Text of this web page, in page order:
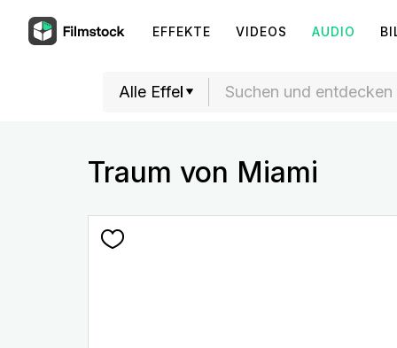
EFFEKTE VIDEOS AUDIO
Traum von Miami